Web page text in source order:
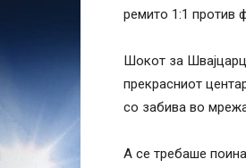
ремито 1:1 против
Шокот за
прекрасниот
со забива во
А се требаше